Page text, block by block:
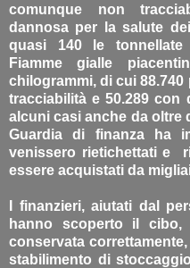
comunque non
dannosa per la salute
quasi 140 le
Fiamme gialle
chilogrammi, di cui
tracciabilità e 50.289 con
alcuni casi anche da oltre
Guardia di finanza ha
venissero rietichettati e
essere acquistati da
I finanzieri, aiutati dal
hanno scoperto il cibo,
conservata
stabilimento di